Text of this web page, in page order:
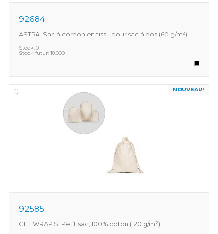
92684
ASTRA. Sac à cordon en tissu pour sac à dos (60 g/m²)
Stock: 0
Stock futur: 18.000
NOUVEAU!
92585
GIFTWRAP S. Petit sac, 100% coton (120 g/m²)